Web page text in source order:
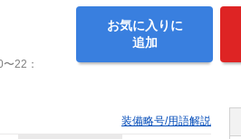
22：
お気に入りに
追加
装備略号/用語解説